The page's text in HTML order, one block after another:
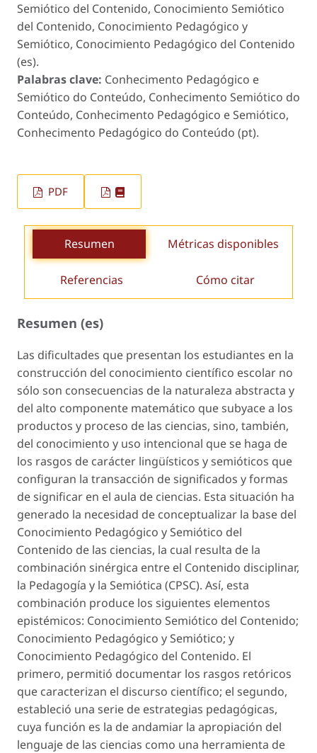
Semiótico del Contenido, Conocimiento Semiótico
del Contenido, Conocimiento Pedagógico y
Semiótico, Conocimiento Pedagógico del Contenido
(es).
Palabras clave: Conhecimento Pedagógico e
Semiótico do Conteúdo, Conhecimento Semiótico do
Conteúdo, Conhecimento Pedagógico e Semiótico,
Conhecimento Pedagógico do Conteúdo (pt).
PDF
Resumen Métricas disponibles
Referencias Cómo citar
Resumen (es)
Las dificultades que presentan los estudiantes en la
construcción del conocimiento científico escolar no
sólo son consecuencias de la naturaleza abstracta y
del alto componente matemático que subyace a los
productos y proceso de las ciencias, sino, también,
del conocimiento y uso intencional que se haga de
los rasgos de carácter lingüísticos y semióticos que
configuran la transacción de significados y formas
de significar en el aula de ciencias. Esta situación ha
generado la necesidad de conceptualizar la base del
Conocimiento Pedagógico y Semiótico del
Contenido de las ciencias, la cual resulta de la
combinación sinérgica entre el Contenido disciplinar,
la Pedagogía y la Semiótica (CPSC). Así, esta
combinación produce los siguientes elementos
epistémicos: Conocimiento Semiótico del Contenido;
Conocimiento Pedagógico y Semiótico; y
Conocimiento Pedagógico del Contenido. El
primero, permitió documentar los rasgos retóricos
que caracterizan el discurso científico; el segundo,
estableció una serie de estrategias pedagógicas,
cuya función es la de andamiar la apropiación del
lenguaje de las ciencias como una herramienta de